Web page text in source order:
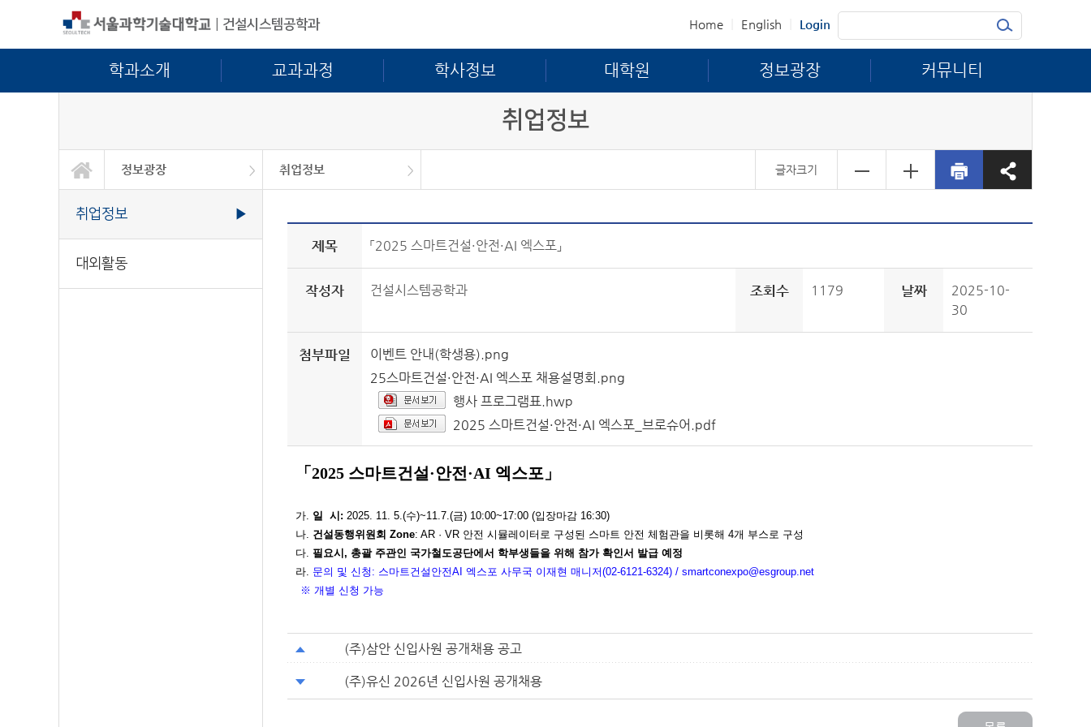
건설시스템공학과 Home English Login
학과소개 교과과정 학사정보 대학원 정보광장 커뮤니티
취업정보
정보광장
학과소개
교과과정
학사정보
대학원
정보광장
커뮤니티
취업정보
취업정보
대외활동
글자크기
취업정보 ▶
대외활동
제목 「2025 스마트건설·안전·AI 엑스포」
작성자 건설시스템공학과 조회수 1179 날짜
2025-10-
30
첨부파일
이벤트 안내(학생용).png
25스마트건설·안전·AI 엑스포 채용설명회.png
행사 프로그램표.hwp
2025 스마트건설·안전·AI 엑스포_브로슈어.pdf
「2025 스마트건설·안전·AI 엑스포」
가. 일 시: 2025. 11. 5.(수)~11.7.(금) 10:00~17:00 (입장마감 16:30)
나. 건설동행위원회 Zone: AR · VR 안전 시뮬레이터로 구성된 스마트 안전 체험관을 비롯해 4개 부스로 구성
다. 필요시, 총괄 주관인 국가철도공단에서 학부생들을 위해 참가 확인서 발급 예정
라. 문의 및 신청: 스마트건설안전AI 엑스포 사무국 이재현 매니저(02-6121-6324) / smartconexpo@esgroup.net
※ 개별 신청 가능
(주)삼안 신입사원 공개채용 공고
(주)유신 2026년 신입사원 공개채용